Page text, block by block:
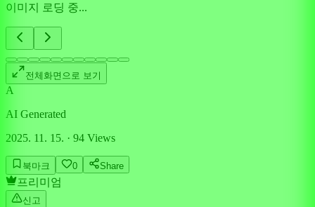
이미지 로딩 중...
전체화면으로 보기
A
AI Generated
2025. 11. 15. · 94 Views
북마크 0 Share
프리미엄
신고